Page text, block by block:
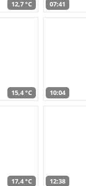
12,7 °C 07:41
15,4 °C 10:04
17,4 °C 12:38